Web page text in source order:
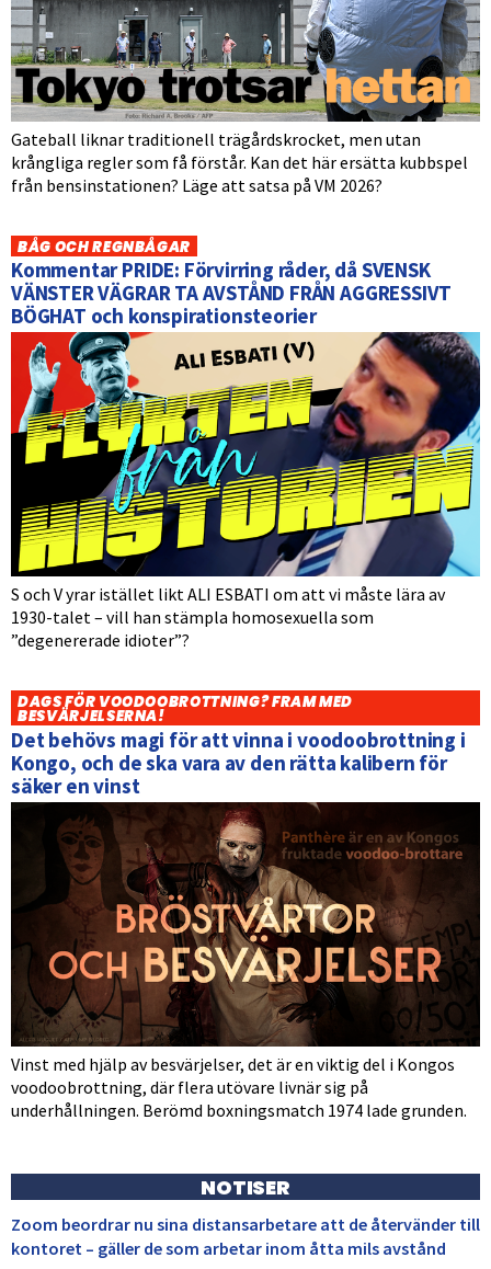
Gateball liknar traditionell trägårdskrocket, men utan
krångliga regler som få förstår. Kan det här ersätta kubbspel
från bensinstationen? Läge att satsa på VM 2026?
BÅG OCH REGNBÅGAR
Kommentar PRIDE: Förvirring råder, då SVENSK
VÄNSTER VÄGRAR TA AVSTÅND FRÅN AGGRESSIVT
BÖGHAT och konspirationsteorier
S och V yrar istället likt ALI ESBATI om att vi måste lära av
1930-talet – vill han stämpla homosexuella som
”degenererade idioter”?
DAGS FÖR VOODOOBROTTNING? FRAM MED
BESVÄRJELSERNA!
Det behövs magi för att vinna i voodoobrottning i
Kongo, och de ska vara av den rätta kalibern för
säker en vinst
Vinst med hjälp av besvärjelser, det är en viktig del i Kongos
voodoobrottning, där flera utövare livnär sig på
underhållningen. Berömd boxningsmatch 1974 lade grunden.
NOTISER
Zoom beordrar nu sina distansarbetare att de återvänder till
kontoret – gäller de som arbetar inom åtta mils avstånd